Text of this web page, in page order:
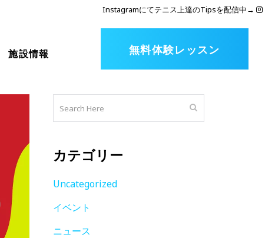
Instagramにてテニス上達のTipsを配信中→
無料体験レッスン
施設情報
カテゴリー
Uncategorized
イベント
ニュース